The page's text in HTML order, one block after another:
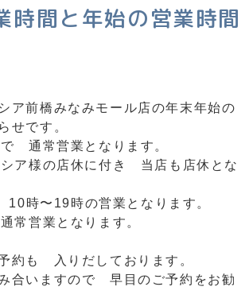
時間と年始の営業時間
ア前橋みなみモール店の年末年始の
せです。
通常営業となります。
ア様の店休に付き 当店も店休とな
時〜19時の営業となります。
常営業となります。
約も 入りだしております。
合いますので 早目のご予約をお勧